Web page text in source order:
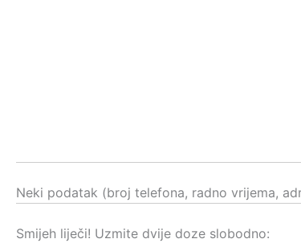
Neki podatak (broj telefona, radno vrijema,
Smijeh liječi! Uzmite dvije doze slobodno: